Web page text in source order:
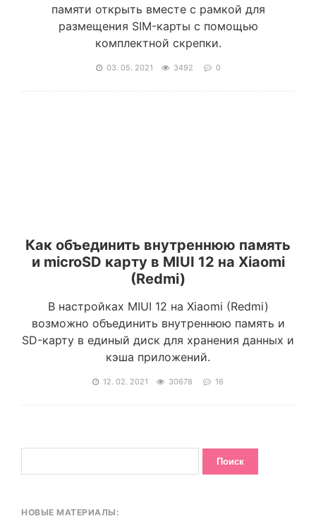
памяти открыть вместе с рамкой для
размещения SIM-карты с помощью
комплектной скрепки.
03. 05. 2021 3492 0
Как объединить внутреннюю память
и microSD карту в MIUI 12 на Xiaomi
(Redmi)
В настройках MIUI 12 на Xiaomi (Redmi)
возможно объединить внутреннюю память и
SD-карту в единый диск для хранения данных и
кэша приложений.
12. 02. 2021 30678 16
НОВЫЕ МАТЕРИАЛЫ: